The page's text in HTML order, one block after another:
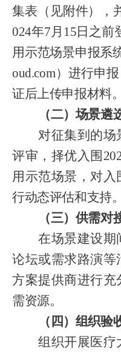
集表（见附件），
024年7月15日之前
用示范场景申报系
oud.com）进行申
证后上传申报材料。
（二）场景遴
对征集到的场
评审，择优入围
用示范场景，对
行动态评估和支持。
（三）供需对
在场景建设期
论坛或需求路演等
方案提供商进行充
需资源。
（四）组织验
组织开展医疗